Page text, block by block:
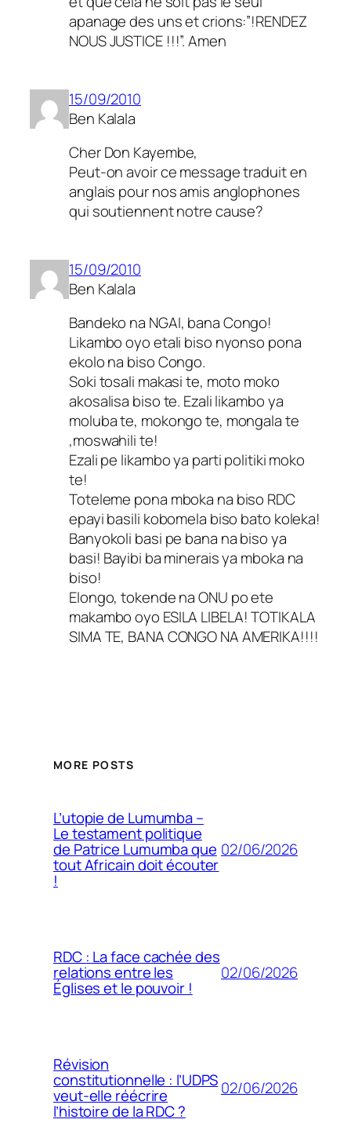
apanage des uns et crions:”!RENDEZ
NOUS JUSTICE !!!”. Amen
15/09/2010
Ben Kalala
Cher Don Kayembe,
Peut-on avoir ce message traduit en
anglais pour nos amis anglophones
qui soutiennent notre cause?
15/09/2010
Ben Kalala
Bandeko na NGAI, bana Congo!
Likambo oyo etali biso nyonso pona
ekolo na biso Congo.
Soki tosali makasi te, moto moko
akosalisa biso te. Ezali likambo ya
moluba te, mokongo te, mongala te
,moswahili te!
Ezali pe likambo ya parti politiki moko
te!
Toteleme pona mboka na biso RDC
epayi basili kobomela biso bato koleka!
Banyokoli basi pe bana na biso ya
basi! Bayibi ba minerais ya mboka na
biso!
Elongo, tokende na ONU po ete
makambo oyo ESILA LIBELA! TOTIKALA
SIMA TE, BANA CONGO NA AMERIKA!!!!
MORE POSTS
L’utopie de Lumumba –
Le testament politique
de Patrice Lumumba que
tout Africain doit écouter
!
02/06/2026
RDC : La face cachée des
relations entre les
Églises et le pouvoir !
02/06/2026
Révision
constitutionnelle : l’UDPS
veut-elle réécrire
l’histoire de la RDC ?
02/06/2026